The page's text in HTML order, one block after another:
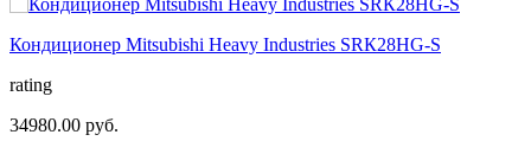
Кондиционер Mitsubishi Heavy Industries SRК28HG-S
rating
34980.00 руб.